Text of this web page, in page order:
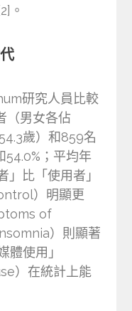
。
研究人員比較
（男女各佔
歲）和859名
54.0%；平均年
」比「使用者」
）明顯更
of
）則顯著
體使用」
）在統計上能